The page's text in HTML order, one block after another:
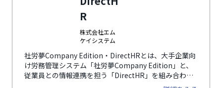
R
株式会社エム
ケイシステム
社労夢Company Edition・DirectHRとは、大手企業向
け労務管理システム「社労夢Company Edition」と、
従業員との情報連携を担う「DirectHR」を組み合わせ
て活用できるサービスです。「社労夢Company